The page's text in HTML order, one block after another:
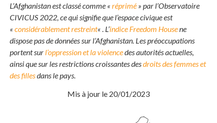
L’Afghanistan est classé comme « réprimé » par l’Observatoire
CIVICUS 2022, ce qui signifie que l’espace civique est
« considérablement restreint« . L’indice Freedom Housene
dispose pas de données sur l’Afghanistan. Les préoccupations
portent sur l’oppression et la violencedes autorités actuelles,
ainsi que sur les restrictions croissantes desdroits des femmes et
des fillesdans le pays.
Mis à jour le 20/01/2023